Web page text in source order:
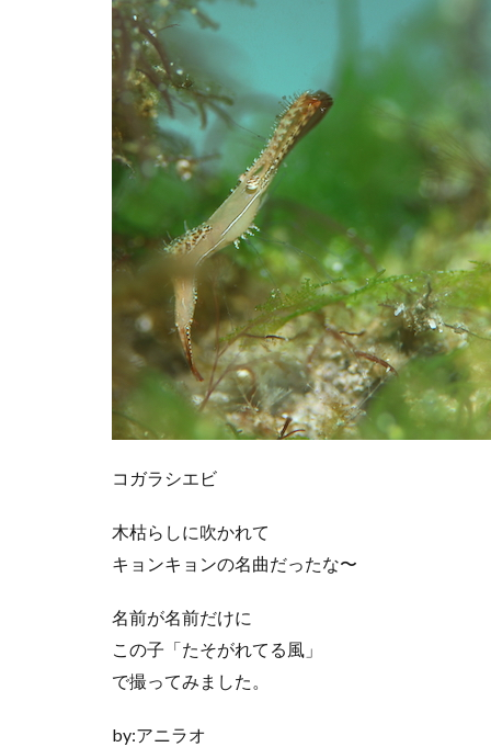
コガラシエビ
木枯らしに吹かれて
キョンキョンの名曲だったな〜
名前が名前だけに
この子「たそがれてる風」
で撮ってみました。
by:アニラオ